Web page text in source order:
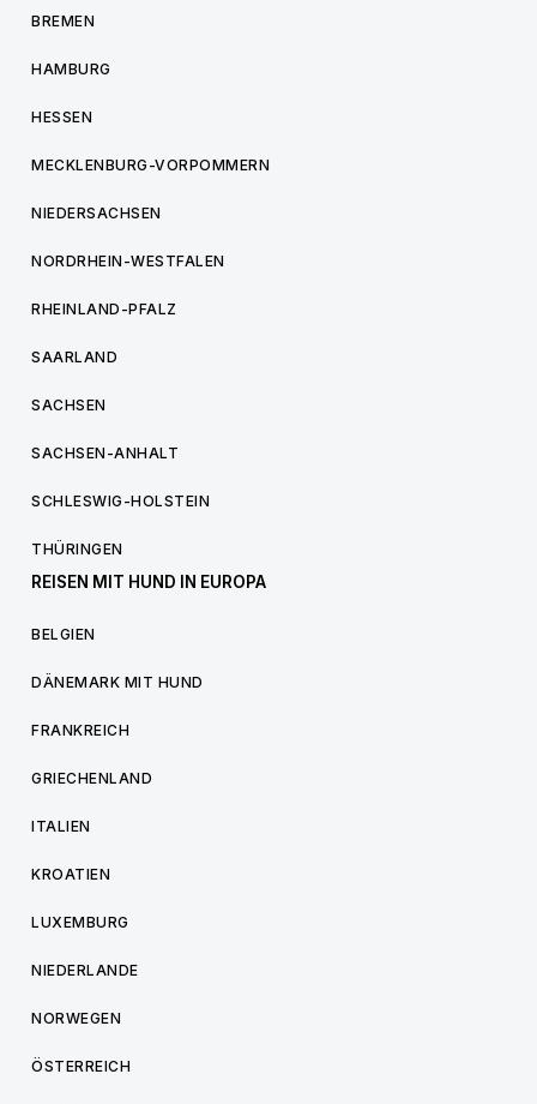
BREMEN
HAMBURG
HESSEN
MECKLENBURG-VORPOMMERN
NIEDERSACHSEN
NORDRHEIN-WESTFALEN
RHEINLAND-PFALZ
SAARLAND
SACHSEN
SACHSEN-ANHALT
SCHLESWIG-HOLSTEIN
THÜRINGEN
REISEN MIT HUND IN EUROPA
BELGIEN
DÄNEMARK MIT HUND
FRANKREICH
GRIECHENLAND
ITALIEN
KROATIEN
LUXEMBURG
NIEDERLANDE
NORWEGEN
ÖSTERREICH